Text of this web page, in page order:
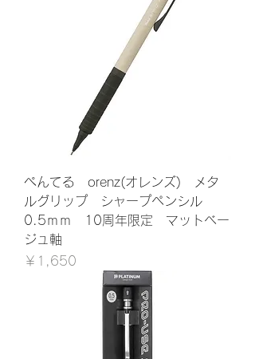
ぺんてる orenz(オレンズ) メタ
ルグリップ シャープペンシル
0.5ｍｍ 10周年限定 マットベー
ジュ軸
価格
￥1,650